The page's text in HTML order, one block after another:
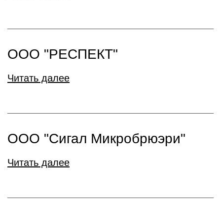
ООО "РЕСПЕКТ"
Читать далее
ООО "Сигал Микробрюэри"
Читать далее